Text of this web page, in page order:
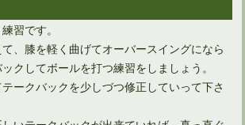
習です。
、膝を軽く曲げてオーバースイングになら
クしてボールを打つ練習をしましょう。
ークバックを少しづつ修正していって下さ